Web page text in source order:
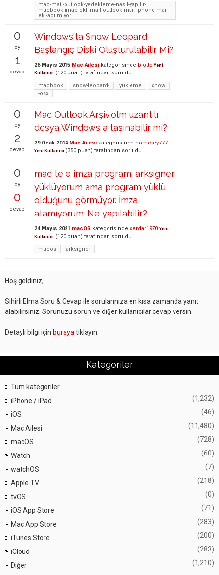
mac-mail-outlook-yedekleme-nasıl-yapılır-
macbook-imac-ekli-mail-outlook-mail-iphone-mail-
eki-açılmıyor
0
oy
1
cevap
Windows'ta Snow Leopard
Başlangıç Diski Oluşturulabilir Mi?
26 Mayıs 2015 Mac Ailesi kategorisinde blotto Yeni
Kullanıcı (120 puan) tarafından soruldu
macbook
snow-leopard- yukleme
snow
-osx
0
oy
2
cevap
Mac Outlook Arşiv.olm uzantılı
dosya Windows a taşınabilir mi?
29 Ocak 2014 Mac Ailesi kategorisinde nomercy777
Yeni Kullanıcı (350 puan) tarafından soruldu
0
oy
0
cevap
mac te e imza programı arksigner
yüklüyorum ama program yüklü
olduğunu görmüyor. İmza
atamıyorum. Ne yapılabilir?
24 Mayıs 2021 macOS kategorisinde serdar1970 Yeni
Kullanıcı (120 puan) tarafından soruldu
macos
arksigner
Hoş geldiniz,
Sihirli Elma Soru & Cevap ile sorularınıza en kısa zamanda yanıt
alabilirsiniz. Sorunuzu sorun ve diğer kullanıcılar cevap versin.
Detaylı bilgi için buraya tıklayın.
Kategoriler
Tüm kategoriler
iPhone / iPad
(1,232)
iOS (46)
Mac Ailesi (11,480)
macOS (728)
Watch (60)
watchOS (7)
Apple TV (218)
tvOS (0)
iOS App Store (71)
Mac App Store (283)
iTunes Store (200)
iCloud (283)
Diğer (1,210)